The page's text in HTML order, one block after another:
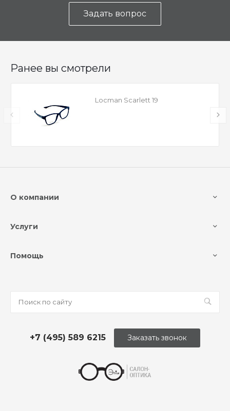
Задать вопрос
Ранее вы смотрели
Locman Scarlett 19
О компании
Услуги
Помощь
+7 (495) 589 6215 Заказать звонок